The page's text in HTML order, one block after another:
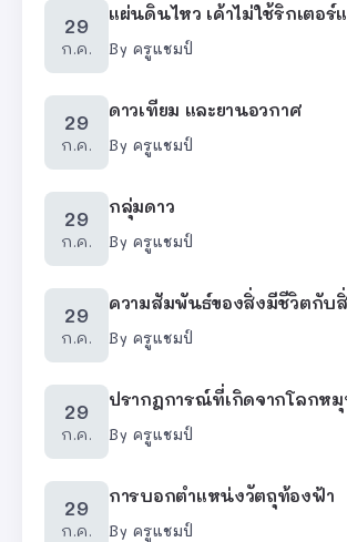
29
ก.ค.
แผ่นดินไหว เค้าไม่ใช้ริกเตอร์
By ครูแชมป์
29
ก.ค.
ดาวเทียม และยานอวกาศ
By ครูแชมป์
29
ก.ค.
กลุ่มดาว
By ครูแชมป์
29
ก.ค.
ความสัมพันธ์ของสิ่งมีชีวิตกับสิ่
By ครูแชมป์
29
ก.ค.
ปรากฎการณ์ที่เกิดจากโลกหมุ
By ครูแชมป์
29
ก.ค.
การบอกตำแหน่งวัตถุท้องฟ้า
By ครูแชมป์